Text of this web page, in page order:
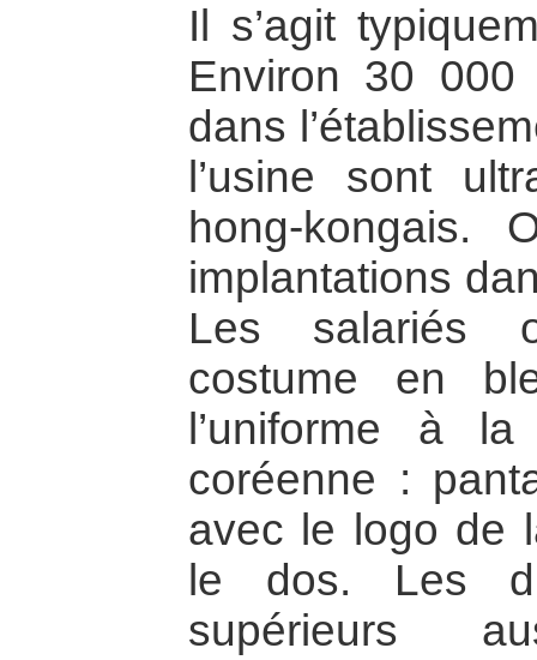
Il s’agit
Environ 30 000
dans
l’usine sont
hong-kongais.
implantations
Les salariés
costume en
l’uniforme à
coréenne :
avec le logo de
le dos. Les
supérieurs